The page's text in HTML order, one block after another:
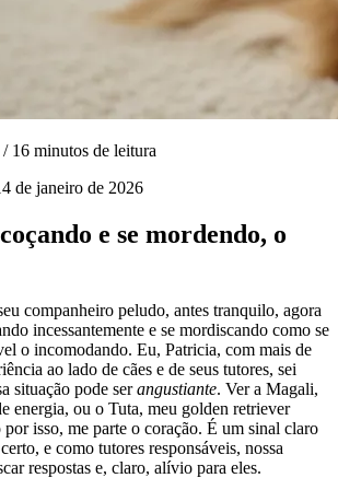
/ 16 minutos de leitura
de janeiro de 2026
e se mordendo, o
companheiro peludo, antes tranquilo, agora
incessantemente e se mordiscando como se
o incomodando. Eu, Patricia, com mais de
ao lado de cães e de seus tutores, sei
situação pode serangustiante. Ver a Magali,
energia, ou o Tuta, meu golden retriever
por isso, me parte o coração. É um sinal claro
e como tutores responsáveis, nossa
respostas e, claro, alívio para eles.